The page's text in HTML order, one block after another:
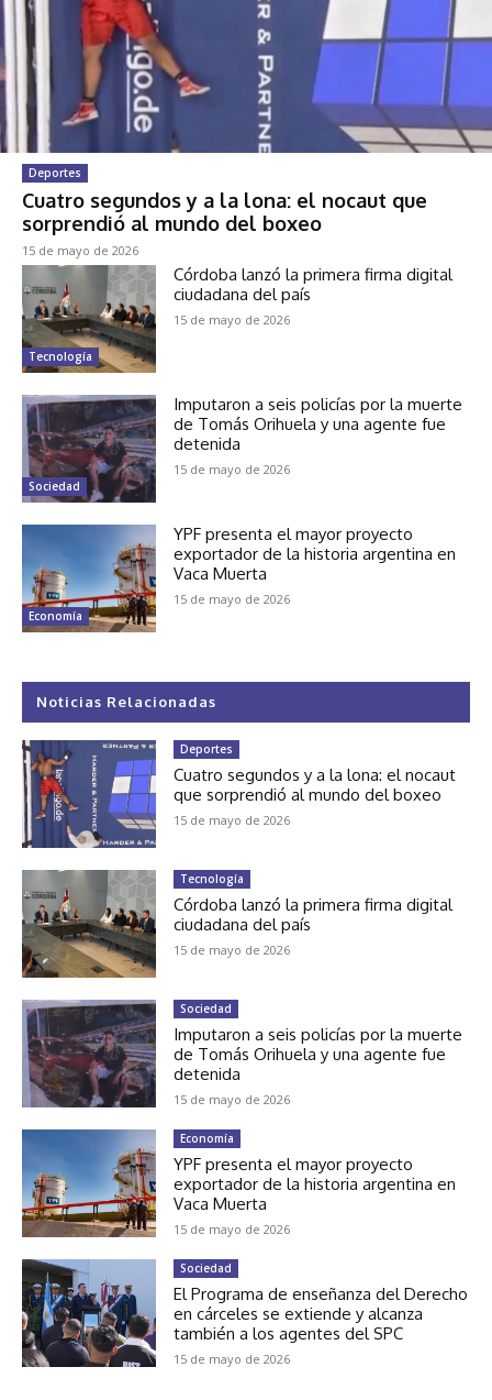
Deportes
Cuatro segundos y a la lona: el nocaut que
sorprendió al mundo del boxeo
15 de mayo de 2026
Tecnología
Córdoba lanzó la primera firma digital
ciudadana del país
15 de mayo de 2026
Sociedad
Imputaron a seis policías por la muerte
de Tomás Orihuela y una agente fue
detenida
15 de mayo de 2026
Economía
YPF presenta el mayor proyecto
exportador de la historia argentina en
Vaca Muerta
15 de mayo de 2026
Noticias Relacionadas
Deportes
Cuatro segundos y a la lona: el nocaut
que sorprendió al mundo del boxeo
15 de mayo de 2026
Tecnología
Córdoba lanzó la primera firma digital
ciudadana del país
15 de mayo de 2026
Sociedad
Imputaron a seis policías por la muerte
de Tomás Orihuela y una agente fue
detenida
15 de mayo de 2026
Economía
YPF presenta el mayor proyecto
exportador de la historia argentina en
Vaca Muerta
15 de mayo de 2026
Sociedad
El Programa de enseñanza del Derecho
en cárceles se extiende y alcanza
también a los agentes del SPC
15 de mayo de 2026